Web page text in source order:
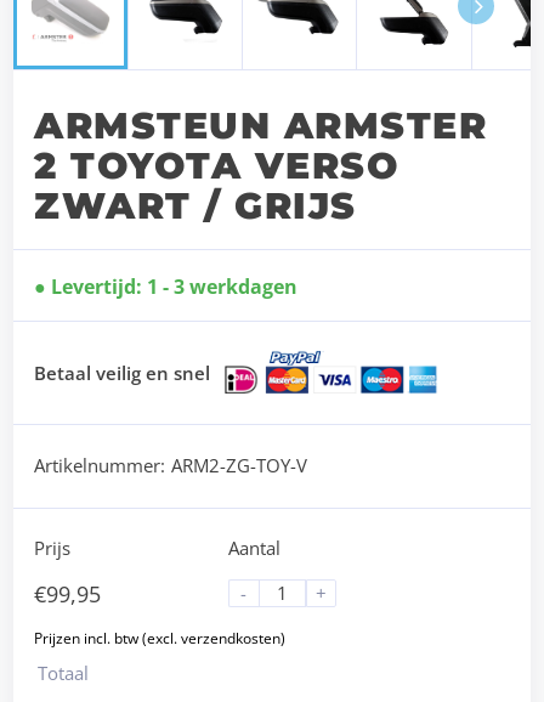
ARMSTEUN ARMSTER
2 TOYOTA VERSO
ZWART / GRIJS
Levertijd: 1 - 3 werkdagen
Betaal veilig en snel
Artikelnummer: ARM2-ZG-TOY-V
Prijs
€99,95
Aantal
-
+
Totaal